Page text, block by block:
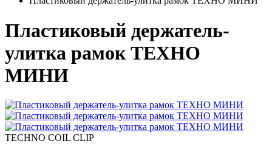
Пластиковый держатель-
улитка рамок ТЕХНО
МИНИ
TECHNO COIL CLIP